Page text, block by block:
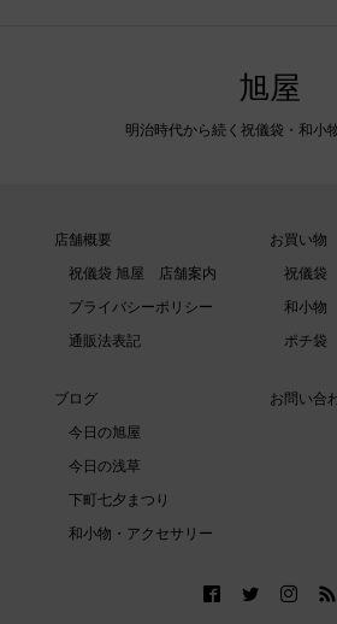
旭屋
明治時代から続く祝儀袋・和小
店舗概要
祝儀袋 旭屋 店舗案内
プライバシーポリシー
通販法表記
お買い物
祝儀袋
和小物
ポチ袋
ブログ
今日の旭屋
今日の浅草
下町七夕まつり
和小物・アクセサリー
お問い合